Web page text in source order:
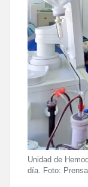
Unidad de
día. Foto: